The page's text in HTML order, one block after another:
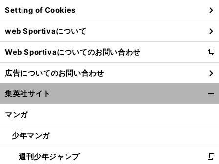
ド
ウ
で
開
く
Setting of Cookies
web Sportivaについて
Web Sportivaについてのお問い合わせ
新
し
い
ウ
ィ
ン
ウ
開
く
広告についてのお問い合わせ
集英社サイト
マンガ
少年マンガ
週刊少年ジャンプ
新